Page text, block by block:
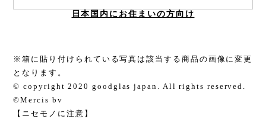
日本国内にお住まいの方向け
※箱に貼り付けられている写真は該当する商品の画像に変更
となります。
© copyright 2020 goodglas japan. All rights reserved.
©Mercis bv
【ニセモノに注意】